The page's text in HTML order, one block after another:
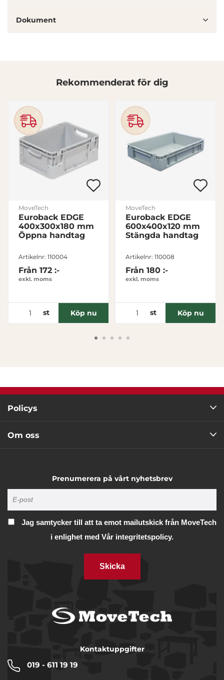
annons- och analysföretag som vi samarbetar med.
Inställningar
Statistik
Marknadsföring
Visa detaljer
Tillåt urval
Avvisa
Dokument
Rekommenderat för dig
MoveTech
Euroback EDGE
400x300x180 mm
Öppna handtag
Artikelnr: 110004
Från 172 :-
exkl. moms
st Köp nu
MoveTech
Euroback EDGE
600x400x120 mm
Stängda handtag
Artikelnr: 110008
Från 180 :-
exkl. moms
st Köp nu
Policys
Om oss
Prenumerera på vårt nyhetsbrev
Jag samtycker till att ta emot mailutskick från MoveTech
i enlighet med Vår integritetspolicy.
Skicka
Kontaktuppgifter
019 - 611 19 19